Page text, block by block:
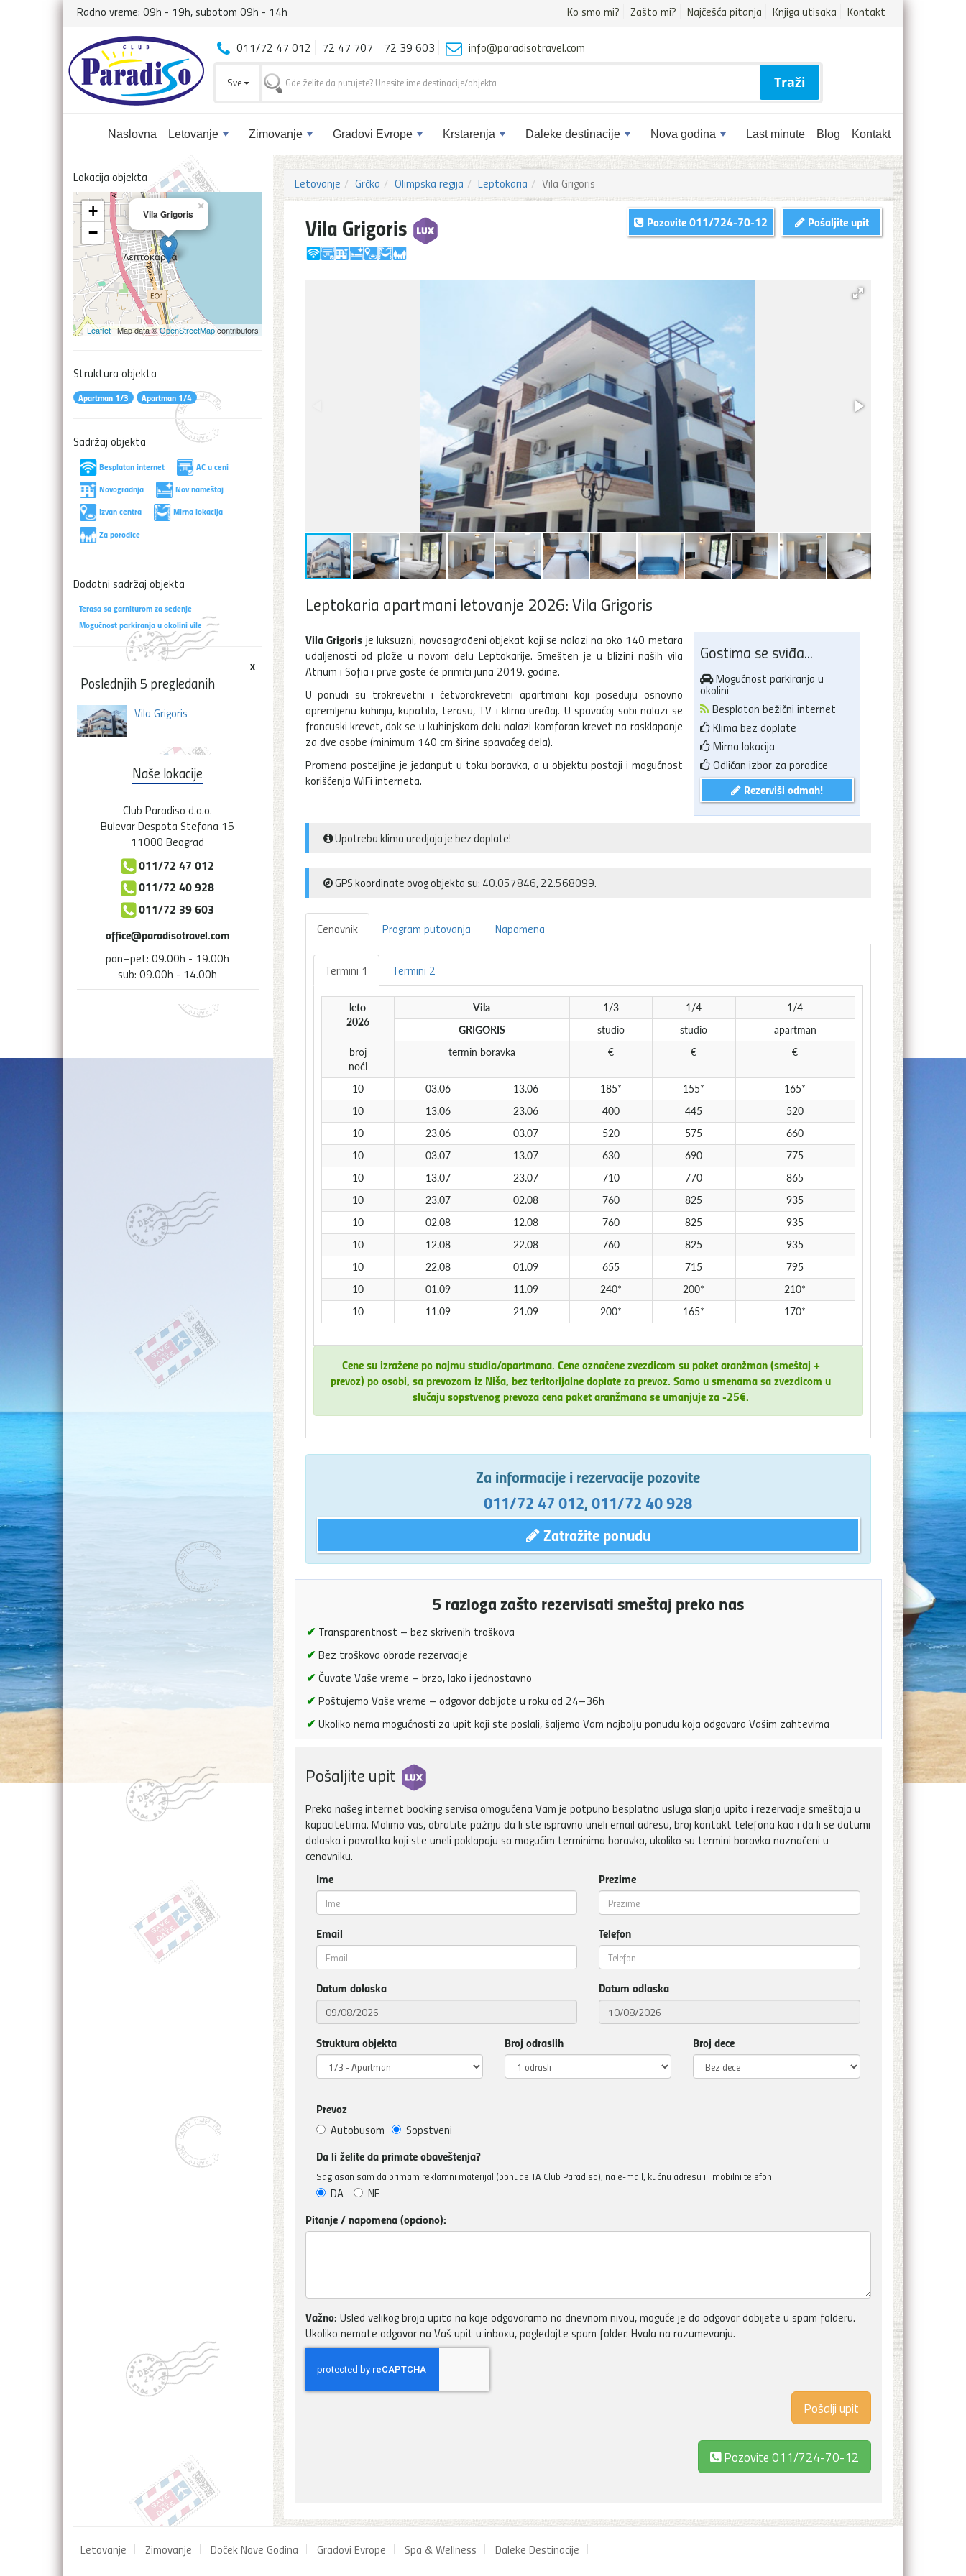
Radno vreme: 09h - 19h, subotom 09h - 14h Ko smo mi? Zašto mi? Najčešća pitanja Knjiga utisaka Kontakt
Naslovna Letovanje Zimovanje Gradovi Evrope Krstarenja Daleke destinacije Nova godina Last minute Blog Kontakt
011/72 47 012 72 47 707 72 39 603 info@paradisotravel.com
Sve Traži
Letovanje Grčka Olimpska regija Leptokaria Vila Grigoris
Vila Grigoris Pošaljite upit
Pozovite011/724-70-12
Leptokaria apartmani letovanje 2026: Vila Grigoris
Gostima se sviđa...
Mogućnost parkiranja u
okolini
Besplatan bežični internet
Klima bez doplate
Mirna lokacija
Odličan izbor za porodice
Rezerviši odmah!
Vila Grigoris je luksuzni, novosagrađeni objekat koji se nalazi na oko 140 metara
udaljenosti od plaže u novom delu Leptokarije. Smešten je u blizini naših vila
Atrium i Sofia i prve goste će primiti juna 2019. godine.
U ponudi su trokrevetni i četvorokrevetni apartmani koji poseduju osnovno
opremljenu kuhinju, kupatilo, terasu, TV i klima uređaj. U spavaćoj sobi nalazi se
francuski krevet, dok se u kuhinjskom delu nalazi komforan krevet na rasklapanje
za dve osobe (minimum 140 cm širine spavaćeg dela).
Promena posteljine je jedanput u toku boravka, a u objektu postoji i mogućnost
korišćenja WiFi interneta.
Upotreba klima uredjaja je bez doplate!
GPS koordinate ovog objekta su: 40.057846, 22.568099.
Cenovnik Program putovanja Napomena
Termini 1 Termini 2
leto
2026
Vila 1/3 1/4
1/4
GRIGORIS
studio studio
apartman
broj
noći
termin boravka € € €
10 03.06 13.06 185* 155*
165*
10
13.06 23.06 400 445
520
10
23.06 03.07 520 575
660
10
03.07 13.07 630 690
775
10
13.07 23.07 710 770
865
10
23.07 02.08 760 825
935
10
02.08 12.08 760 825
935
10
12.08 22.08 760 825
935
10
22.08 01.09 655 715
795
10
01.09 11.09 240* 200*
210*
10
11.09 21.09 200* 165* 170*
Cene su izražene po najmu studia/apartmana. Cene označene zvezdicom su paket aranžman (smeštaj +
prevoz) po osobi, sa prevozom iz Niša, bez teritorijalne doplate za prevoz. Samo u smenama sa zvezdicom u
slučaju sopstvenog prevoza cena paket aranžmana se umanjuje za -25€.
Za informacije i rezervacije pozovite
011/72 47 012,011/72 40 928
Zatražite ponudu
5 razloga zašto rezervisati smeštaj preko nas
✔ Transparentnost – bez skrivenih troškova
✔ Bez troškova obrade rezervacije
✔ Čuvate Vaše vreme – brzo, lako i jednostavno
✔ Poštujemo Vaše vreme – odgovor dobijate u roku od 24–36h
✔ Ukoliko nema mogućnosti za upit koji ste poslali, šaljemo Vam najbolju ponudu koja odgovara Vašim zahtevima
Pošaljite upit
Preko našeg internet booking servisa omogućena Vam je potpuno besplatna usluga slanja upita i rezervacije smeštaja u
kapacitetima. Molimo vas, obratite pažnju da li ste ispravno uneli email adresu, broj kontakt telefona kao i da li se datumi
dolaska i povratka koji ste uneli poklapaju sa mogućim terminima boravka, ukoliko su termini boravka naznačeni u
cenovniku.
Ime Prezime
Email Telefon
Datum dolaska Datum odlaska
Struktura objekta Broj odraslih Broj dece
Prevoz
Autobusom Sopstveni
Da li želite da primate obaveštenja?
Saglasan sam da primam reklamni materijal (ponude TA Club Paradiso), na e-mail, kućnu adresu ili mobilni telefon
DA NE
Pitanje / napomena (opciono):
Važno: Usled velikog broja upita na koje odgovaramo na dnevnom nivou, moguće je da odgovor dobijete u spam folderu.
Ukoliko nemate odgovor na Vaš upit u inboxu, pogledajte spam folder. Hvala na razumevanju.
Pozovite 011/724-70-12
Lokacija objekta
Vila Grigoris
×
+
−
Leaflet| Map data ©OpenStreetMapcontributors
Struktura objekta
Apartman 1/3 Apartman 1/4
Sadržaj objekta
Besplatan internet
AC u ceni
Novogradnja
Nov nameštaj
Izvan centra
Mirna lokacija
Za porodice
Dodatni sadržaj objekta
Terasa sa garniturom za sedenje
Mogućnost parkiranja u okolini vile
x
Poslednjih 5 pregledanih
Vila Grigoris
Naše lokacije
Club Paradiso d.o.o.
Bulevar Despota Stefana 15
11000 Beograd
011/72 47 012
011/72 40 928
011/72 39 603
office@paradisotravel.com
pon–pet: 09.00h - 19.00h
sub: 09.00h - 14.00h
Letovanje Zimovanje Doček Nove Godina Gradovi Evrope Spa & Wellness Daleke Destinacije